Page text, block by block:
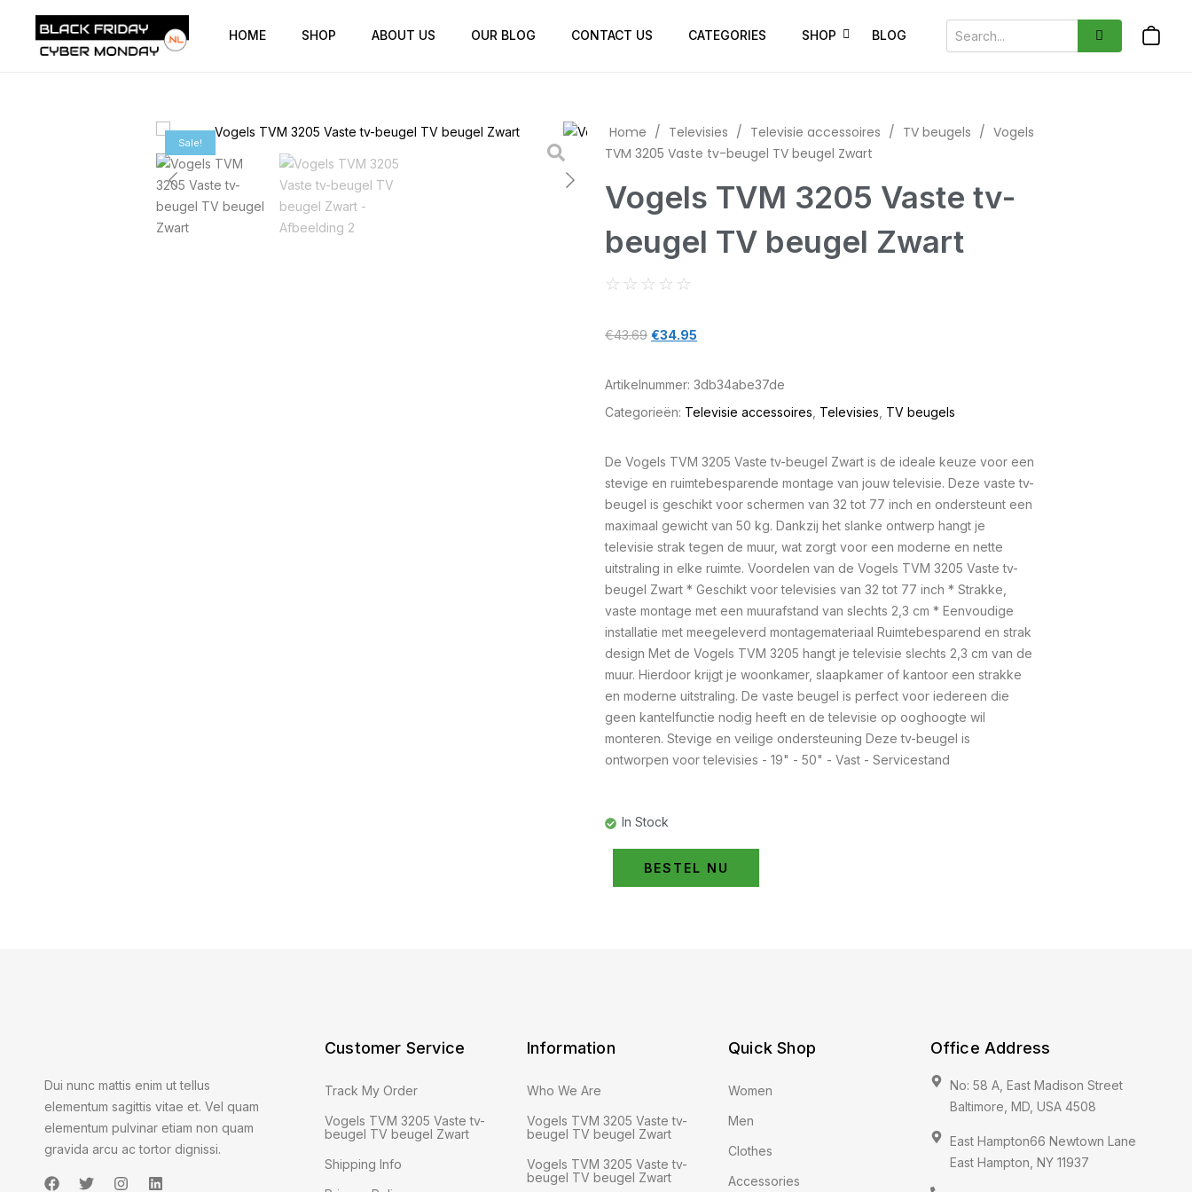
HOME SHOP ABOUT US OUR BLOG CONTACT US CATEGORIES SHOP BLOG
Sale!
Home / Televisies / Televisie accessoires / TV beugels / Vogels
TVM 3205 Vaste tv-beugel TV beugel Zwart
Vogels TVM 3205 Vaste tv-
beugel TV beugel Zwart
☆ ☆ ☆ ☆ ☆
€43.69 €34.95
Artikelnummer: 3db34abe37de
Categorieën: Televisie accessoires Televisies TV beugels
De Vogels TVM 3205 Vaste tv-beugel Zwart is de ideale keuze voor een
stevige en ruimtebesparende montage van jouw televisie. Deze vaste tv-
beugel is geschikt voor schermen van 32 tot 77 inch en ondersteunt een
maximaal gewicht van 50 kg. Dankzij het slanke ontwerp hangt je
televisie strak tegen de muur, wat zorgt voor een moderne en nette
uitstraling in elke ruimte. Voordelen van de Vogels TVM 3205 Vaste tv-
beugel Zwart * Geschikt voor televisies van 32 tot 77 inch * Strakke,
vaste montage met een muurafstand van slechts 2,3 cm * Eenvoudige
installatie met meegeleverd montagemateriaal Ruimtebesparend en strak
design Met de Vogels TVM 3205 hangt je televisie slechts 2,3 cm van de
muur. Hierdoor krijgt je woonkamer, slaapkamer of kantoor een strakke
en moderne uitstraling. De vaste beugel is perfect voor iedereen die
geen kantelfunctie nodig heeft en de televisie op ooghoogte wil
monteren. Stevige en veilige ondersteuning Deze tv-beugel is
ontworpen voor televisies - 19" - 50" - Vast - Servicestand
In Stock
BESTEL NU
Dui nunc mattis enim ut tellus
elementum sagittis vitae et. Vel quam
elementum pulvinar etiam non quam
gravida arcu ac tortor dignissi.
Customer Service
Track My Order
Vogels TVM 3205 Vaste tv-
beugel TV beugel Zwart
Shipping Info
Information
Who We Are
Vogels TVM 3205 Vaste tv-
beugel TV beugel Zwart
Vogels TVM 3205 Vaste tv-
beugel TV beugel Zwart
Quick Shop
Women
Men
Clothes
Accessories
Office Address
No: 58 A, East Madison Street
Baltimore, MD, USA 4508
East Hampton66 Newtown Lane
East Hampton, NY 11937